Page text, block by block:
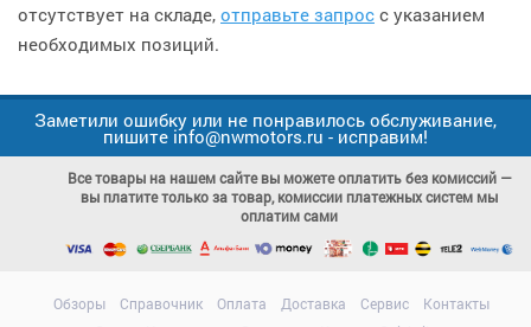
отсутствует на складе, отправьте запрос с указанием
необходимых позиций.
Заметили ошибку или не понравилось обслуживание,
пишите info@nwmotors.ru - исправим!
Все товары на нашем сайте вы можете оплатить без комиссий —
вы платите только за товар, комиссии платежных систем мы
оплатим сами
Обзоры Справочник Оплата Доставка Сервис
Контакты